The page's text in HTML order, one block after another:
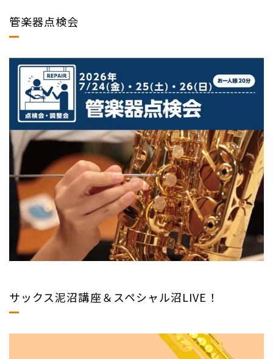
管楽器点検会
サックス泥沼講座＆スペシャル沼LIVE！